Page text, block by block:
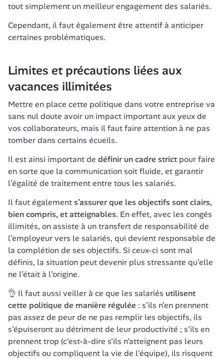
tout simplement un meilleur engagement des salariés.
Cependant, il faut également être attentif à anticiper
certaines problématiques.
Limites et précautions liées aux
vacances illimitées
Mettre en place cette politique dans votre entreprise va
sans nul doute avoir un impact important aux yeux de
vos collaborateurs, mais il faut faire attention à ne pas
tomber dans certains écueils.
Il est ainsi important de définir un cadre strict pour faire
en sorte que la communication soit fluide, et garantir
l’égalité de traitement entre tous les salariés.
Il faut également s’assurer que les objectifs sont clairs,
bien compris, et atteignables. En effet, avec les congés
illimités, on assiste à un transfert de responsabilité de
l’employeur vers le salariés, qui devient responsable de
la complétion de ses objectifs. Si ceux-ci sont mal
définis, la situation peut devenir plus stressante qu’elle
ne l’était à l’origine.
👌 Il faut aussi veiller à ce que les salariés utilisent
cette politique de manière régulée : s’ils n’en prennent
pas assez de peur de ne pas remplir les objectifs, ils
s’épuiseront au détriment de leur productivité ; s’ils en
prennent trop (c'est-à-dire s'ils n'atteignent pas leurs
objectifs ou compliquent la vie de l'équipe), ils risquent